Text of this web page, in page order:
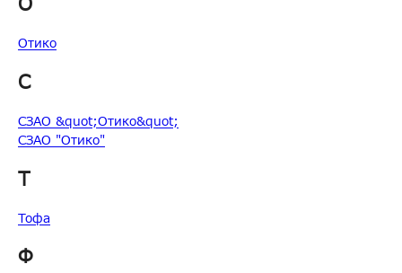
Отико
С
СЗАО &quot;Отико&quot;
СЗАО "Отико"
Т
Тофа
Ф